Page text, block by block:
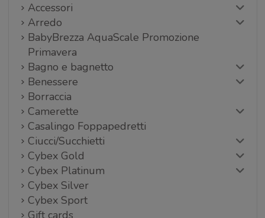
Accessori
Arredo
BabyBrezza AquaScale Promozione
Primavera
Bagno e bagnetto
Benessere
Borraccia
Camerette
Casalingo Foppapedretti
Ciucci/Succhietti
Cybex Gold
Cybex Platinum
Cybex Silver
Cybex Sport